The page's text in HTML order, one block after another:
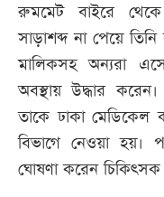
রুমমেট বাইরে
সাড়াশব্দ না পেয়ে
মালিকসহ অন্যরা
অবস্থায় উদ্ধার
তাকে ঢাকা
বিভাগে নেওয়া হয়।
ঘোষণা করেন চিকিৎসক